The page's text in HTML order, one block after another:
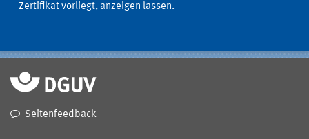
Zertifikat vorliegt, anzeigen lassen.
Seitenfeedback